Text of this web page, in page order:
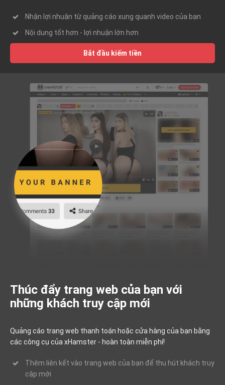
Nhận lợi nhuận từ quảng cáo xung quanh video của bạn
Nội dung tốt hơn - lợi nhuận lớn hơn
Bắt đầu kiếm tiền
Thúc đẩy trang web của bạn với
những khách truy cập mới
Quảng cáo trang web thanh toán hoặc cửa hàng của bạn bằng
các công cụ của xHamster - hoàn toàn miễn phí!
Thêm liên kết vào trang web của bạn để thu hút khách truy
cập mới